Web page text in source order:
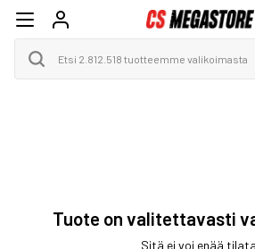
Tuote on valitettavasti
Sitä ei voi enää